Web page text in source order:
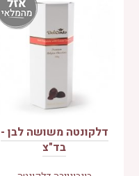
דלקונטה משושה לבן -
בד"צ